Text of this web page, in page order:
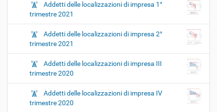
Addetti delle localizzazioni di impresa 1°
trimestre 2021
Addetti delle localizzazioni di impresa 2°
trimestre 2021
Addetti delle localizzazioni di impresa III
trimestre 2020
Addetti delle localizzazioni di impresa IV
trimestre 2020